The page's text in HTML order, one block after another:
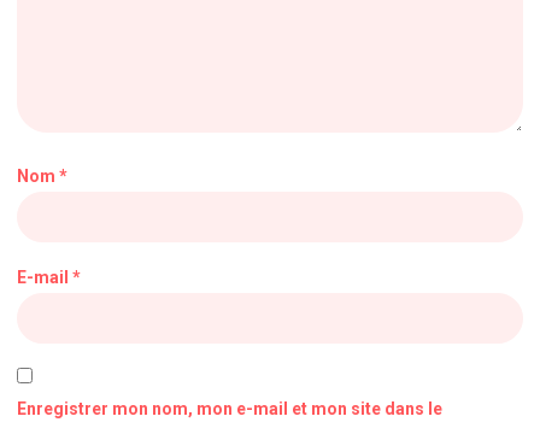
Nom *
E-mail *
Enregistrer mon nom, mon e-mail et mon site dans le